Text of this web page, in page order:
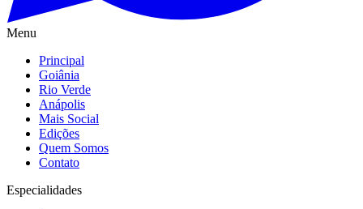
Menu
Principal
Goiânia
Rio Verde
Anápolis
Mais Social
Edições
Quem Somos
Contato
Especialidades